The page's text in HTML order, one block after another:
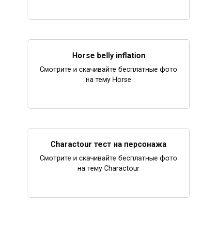
Horse belly inflation
Смотрите и скачивайте бесплатные фото
на тему Horse
Charactour тест на персонажа
Смотрите и скачивайте бесплатные фото
на тему Charactour